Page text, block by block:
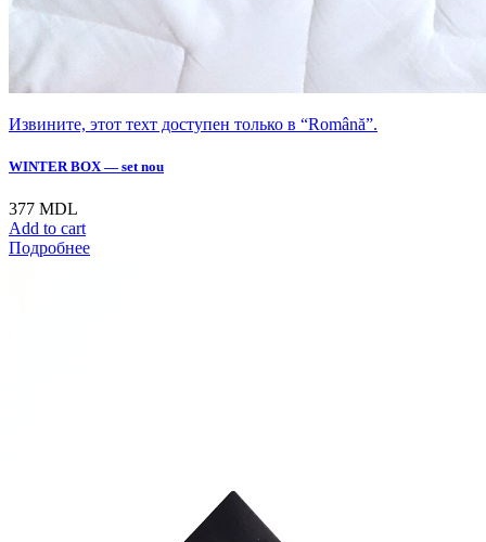
Извините, этот техт доступен только в “Română”.
WINTER BOX — set nou
377 MDL
Add to cart
Подробнее